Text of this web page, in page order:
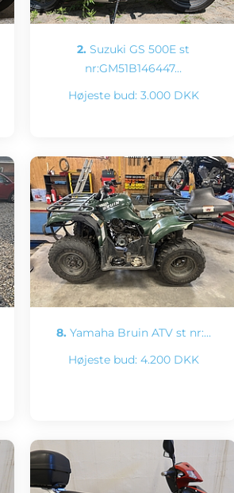
2. Suzuki GS 500E st
nr:GM51B146447…
Højeste bud: 3.000 DKK
8. Yamaha Bruin ATV st nr:…
Højeste bud: 4.200 DKK